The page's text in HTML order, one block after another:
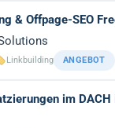
& Offpage-SEO
Linkbuilding ANGEBOT
im